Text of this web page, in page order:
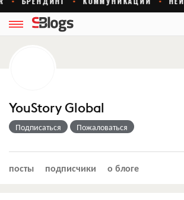
YouStory Global
Подписаться Пожаловаться
посты подписчики о блоге